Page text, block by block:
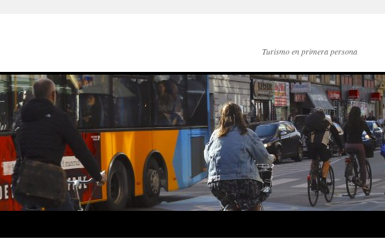
Turismo en primera persona